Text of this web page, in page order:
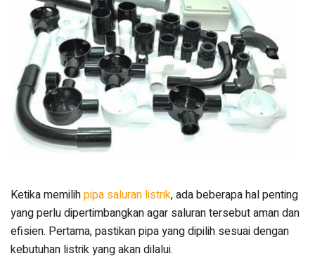
Ketika memilihpipa saluran listrik, ada beberapa hal penting
yang perlu dipertimbangkan agar saluran tersebut aman dan
efisien. Pertama, pastikan pipa yang dipilih sesuai dengan
kebutuhan listrik yang akan dilalui.